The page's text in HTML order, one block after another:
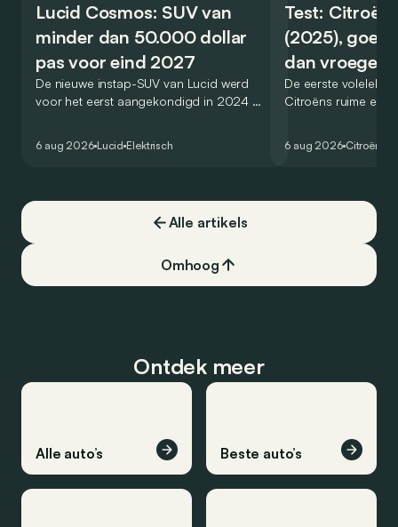
Lucid Cosmos: SUV van
minder dan 50.000 dollar
pas voor eind 2027
De nieuwe instap-SUV van Lucid werd
voor het eerst aangekondigd in 2024 en
constructeur vervoegen.
6 aug 2026 Lucid Elektrisch
Test: Citroën
(2025), goed
dan vroeger
De eerste
Citroëns ruime en
dat ook gelukt?
6 aug 2026 Citroën
Alle artikels
Omhoog
Ontdek meer
Alle auto’s Beste auto’s